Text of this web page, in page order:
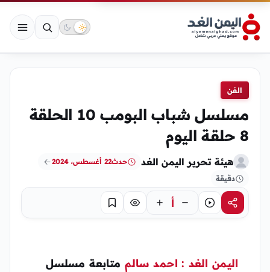
الفن
مسلسل شباب البومب 10 الحلقة
8 حلقة اليوم
هيئة تحرير اليمن الغد حدث22 أغسطس، 2024
دقيقة
مشاركةاستماع أ تركيز حفظ
اليمن الغد : احمد سالم متابعة مسلسل